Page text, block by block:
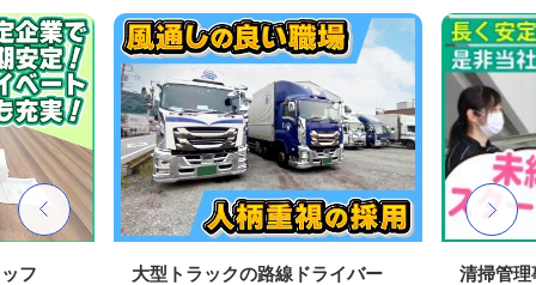
フ 大型トラックの路線ドライバー 清掃管理